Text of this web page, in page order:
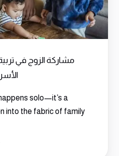
مشاركة الزوج في
solo—it’s a
into the fabric of family